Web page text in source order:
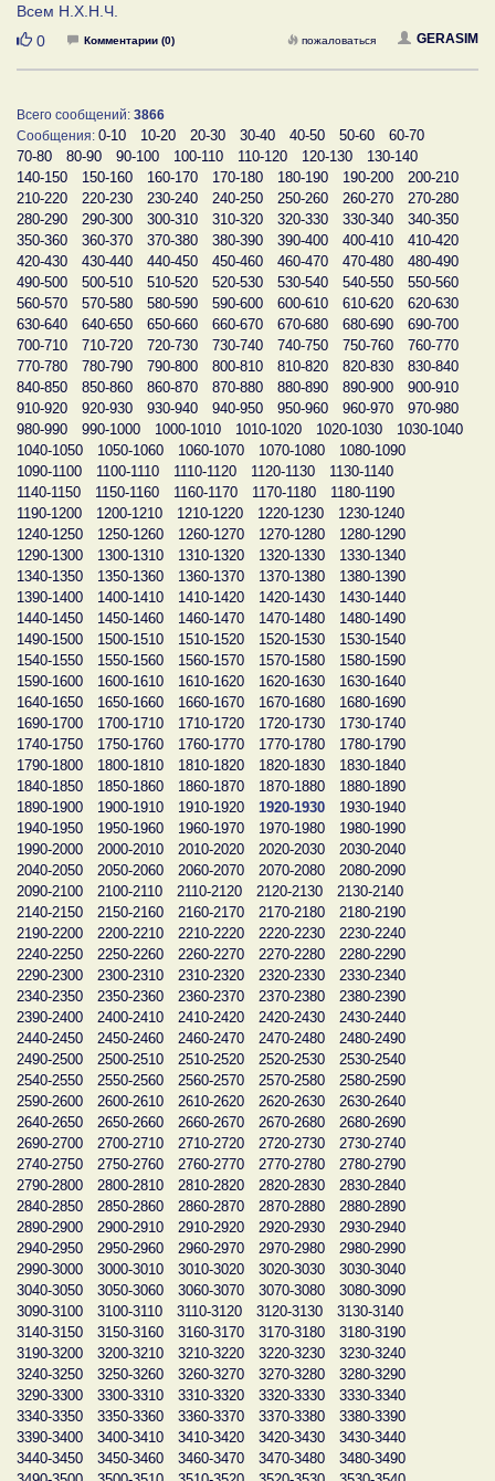
Всем Н.Х.Н.Ч.
Нравится
0 Комментарии (0) GERASIM
пожаловаться
Всего сообщений: 3866
Сообщения: 0-10 10-20 20-30 30-40 40-50 50-60
60-70
70-80
80-90 90-100 100-110 110-120 120-130
130-140
140-150
150-160 160-170 170-180 180-190 190-200
200-210
210-220
220-230 230-240 240-250 250-260 260-270
270-280
280-290
290-300 300-310 310-320 320-330 330-340
340-350
350-360
360-370 370-380 380-390 390-400 400-410
410-420
420-430
430-440 440-450 450-460 460-470 470-480
480-490
490-500
500-510 510-520 520-530 530-540 540-550
550-560
560-570
570-580 580-590 590-600 600-610 610-620
620-630
630-640
640-650 650-660 660-670 670-680 680-690
690-700
700-710
710-720 720-730 730-740 740-750 750-760
760-770
770-780
780-790 790-800 800-810 810-820 820-830
830-840
840-850
850-860 860-870 870-880 880-890 890-900
900-910
910-920
920-930 930-940 940-950 950-960 960-970
970-980
980-990
990-1000 1000-1010 1010-1020 1020-1030
1030-1040
1040-1050
1050-1060 1060-1070 1070-1080
1080-1090
1090-1100
1100-1110 1110-1120 1120-1130
1130-1140
1140-1150
1150-1160 1160-1170 1170-1180
1180-1190
1190-1200
1200-1210 1210-1220 1220-1230
1230-1240
1240-1250
1250-1260 1260-1270 1270-1280
1280-1290
1290-1300
1300-1310 1310-1320 1320-1330
1330-1340
1340-1350
1350-1360 1360-1370 1370-1380
1380-1390
1390-1400
1400-1410 1410-1420 1420-1430
1430-1440
1440-1450
1450-1460 1460-1470 1470-1480
1480-1490
1490-1500
1500-1510 1510-1520 1520-1530
1530-1540
1540-1550
1550-1560 1560-1570 1570-1580
1580-1590
1590-1600
1600-1610 1610-1620 1620-1630
1630-1640
1640-1650
1650-1660 1660-1670 1670-1680
1680-1690
1690-1700
1700-1710 1710-1720 1720-1730
1730-1740
1740-1750
1750-1760 1760-1770 1770-1780
1780-1790
1790-1800
1800-1810 1810-1820 1820-1830
1830-1840
1840-1850
1850-1860 1860-1870 1870-1880
1880-1890
1890-1900
1900-1910 1910-1920 1920-1930
1930-1940
1940-1950
1950-1960 1960-1970 1970-1980
1980-1990
1990-2000
2000-2010 2010-2020 2020-2030
2030-2040
2040-2050
2050-2060 2060-2070 2070-2080
2080-2090
2090-2100
2100-2110 2110-2120 2120-2130
2130-2140
2140-2150
2150-2160 2160-2170 2170-2180
2180-2190
2190-2200
2200-2210 2210-2220 2220-2230
2230-2240
2240-2250
2250-2260 2260-2270 2270-2280
2280-2290
2290-2300
2300-2310 2310-2320 2320-2330
2330-2340
2340-2350
2350-2360 2360-2370 2370-2380
2380-2390
2390-2400
2400-2410 2410-2420 2420-2430
2430-2440
2440-2450
2450-2460 2460-2470 2470-2480
2480-2490
2490-2500
2500-2510 2510-2520 2520-2530
2530-2540
2540-2550
2550-2560 2560-2570 2570-2580
2580-2590
2590-2600
2600-2610 2610-2620 2620-2630
2630-2640
2640-2650
2650-2660 2660-2670 2670-2680
2680-2690
2690-2700
2700-2710 2710-2720 2720-2730
2730-2740
2740-2750
2750-2760 2760-2770 2770-2780
2780-2790
2790-2800
2800-2810 2810-2820 2820-2830
2830-2840
2840-2850
2850-2860 2860-2870 2870-2880
2880-2890
2890-2900
2900-2910 2910-2920 2920-2930
2930-2940
2940-2950
2950-2960 2960-2970 2970-2980
2980-2990
2990-3000
3000-3010 3010-3020 3020-3030
3030-3040
3040-3050
3050-3060 3060-3070 3070-3080
3080-3090
3090-3100
3100-3110 3110-3120 3120-3130
3130-3140
3140-3150
3150-3160 3160-3170 3170-3180
3180-3190
3190-3200
3200-3210 3210-3220 3220-3230
3230-3240
3240-3250
3250-3260 3260-3270 3270-3280
3280-3290
3290-3300
3300-3310 3310-3320 3320-3330
3330-3340
3340-3350
3350-3360 3360-3370 3370-3380
3380-3390
3390-3400
3400-3410 3410-3420 3420-3430
3430-3440
3440-3450
3450-3460 3460-3470 3470-3480
3480-3490